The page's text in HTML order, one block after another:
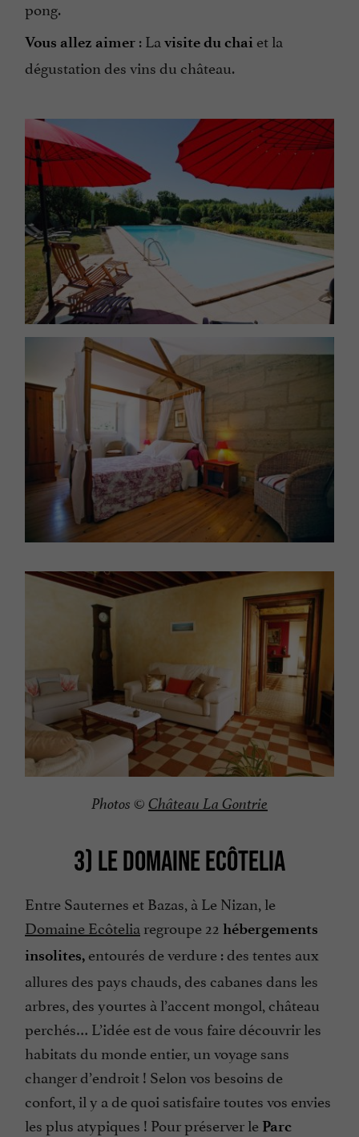
pong.
Vous allez aimer : La visite du chai et la
dégustation des vins du château.
Photos © Château La Gontrie
3) LE DOMAINE ECÔTELIA
Entre Sauternes et Bazas, à Le Nizan, le
Domaine Ecôtelia regroupe 22 hébergements
insolites, entourés de verdure : des tentes aux
allures des pays chauds, des cabanes dans les
arbres, des yourtes à l’accent mongol, château
perchés… L’idée est de vous faire découvrir les
habitats du monde entier, un voyage sans
changer d’endroit ! Selon vos besoins de
confort, il y a de quoi satisfaire toutes vos envies
les plus atypiques ! Pour préserver le Parc